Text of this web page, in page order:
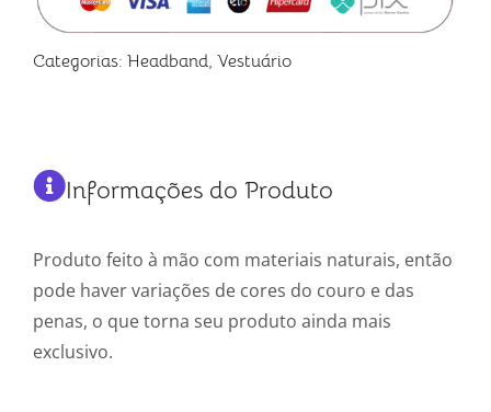
Categorias: Headband, Vestuário
Informações do Produto
Produto feito à mão com materiais naturais, então
pode haver variações de cores do couro e das
penas, o que torna seu produto ainda mais
exclusivo.